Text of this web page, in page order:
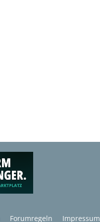
Forumregeln Impressum